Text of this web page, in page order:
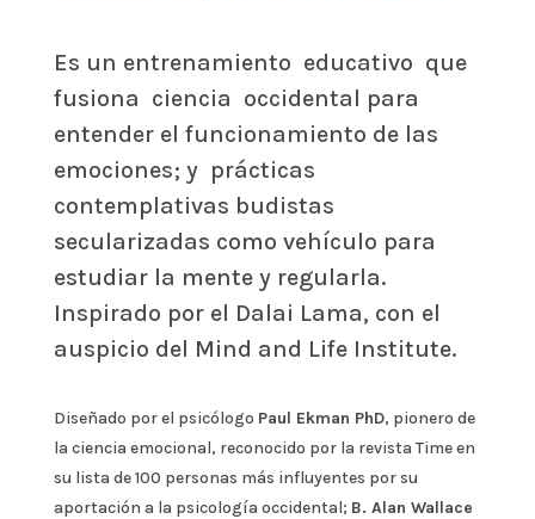
Es un entrenamiento educativo que
fusiona ciencia occidental para
entender el funcionamiento de las
emociones; y prácticas
contemplativas budistas
secularizadas como vehículo para
estudiar la mente y regularla.
Inspirado por el Dalai Lama, con el
auspicio del Mind and Life Institute.
Diseñado por el psicólogo Paul Ekman PhD, pionero de
la ciencia emocional, reconocido por la revista Time en
su lista de 100 personas más influyentes por su
aportación a la psicología occidental; B. Alan Wallace